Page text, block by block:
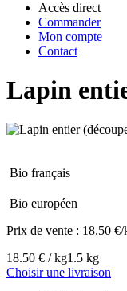
Accès direct
Commander
Mon compte
Contact
Lapin
Bio français
Bio européen
Prix de vente : 18.50 €/
18.50 € / kg1.5 kg
Choisir une livraison